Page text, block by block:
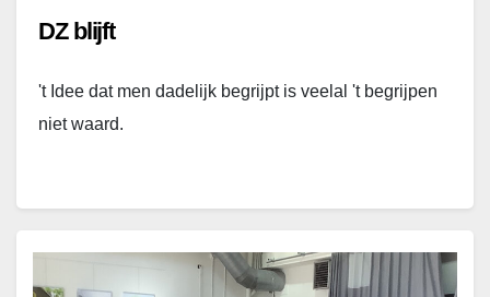
DZ blijft
't Idee dat men dadelijk begrijpt is veelal 't begrijpen
niet waard.